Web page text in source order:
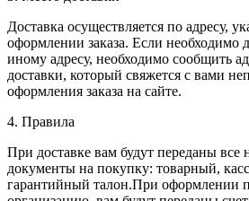
Доставка осуществляется по адресу,
оформлении заказа. Если необходимо
иному адресу, необходимо сообщить
доставки, который свяжется с вами
оформления заказа на сайте.
4. Правила
При доставке вам будут переданы все
документы на покупку: товарный,
гарантийный талон.При оформлении